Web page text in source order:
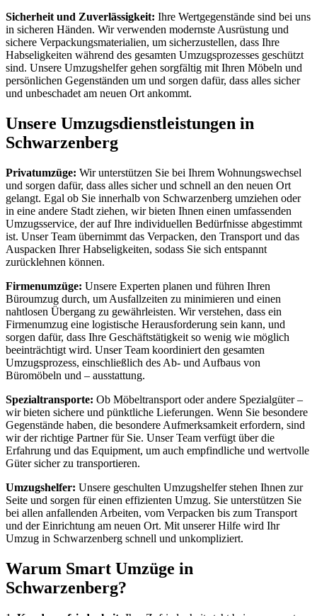
Sicherheit und Zuverlässigkeit: Ihre Wertgegenstände sind bei uns
in sicheren Händen. Wir verwenden modernste Ausrüstung und
sichere Verpackungsmaterialien, um sicherzustellen, dass Ihre
Habseligkeiten während des gesamten Umzugsprozesses geschützt
sind. Unsere Umzugshelfer gehen sorgfältig mit Ihren Möbeln und
persönlichen Gegenständen um und sorgen dafür, dass alles sicher
und unbeschadet am neuen Ort ankommt.
Unsere Umzugsdienstleistungen in
Schwarzenberg
Privatumzüge: Wir unterstützen Sie bei Ihrem Wohnungswechsel
und sorgen dafür, dass alles sicher und schnell an den neuen Ort
gelangt. Egal ob Sie innerhalb von Schwarzenberg umziehen oder
in eine andere Stadt ziehen, wir bieten Ihnen einen umfassenden
Umzugsservice, der auf Ihre individuellen Bedürfnisse abgestimmt
ist. Unser Team übernimmt das Verpacken, den Transport und das
Auspacken Ihrer Habseligkeiten, sodass Sie sich entspannt
zurücklehnen können.
Firmenumzüge: Unsere Experten planen und führen Ihren
Büroumzug durch, um Ausfallzeiten zu minimieren und einen
nahtlosen Übergang zu gewährleisten. Wir verstehen, dass ein
Firmenumzug eine logistische Herausforderung sein kann, und
sorgen dafür, dass Ihre Geschäftstätigkeit so wenig wie möglich
beeinträchtigt wird. Unser Team koordiniert den gesamten
Umzugsprozess, einschließlich des Ab- und Aufbaus von
Büromöbeln und – ausstattung.
Spezialtransporte: Ob Möbeltransport oder andere Spezialgüter –
wir bieten sichere und pünktliche Lieferungen. Wenn Sie besondere
Gegenstände haben, die besondere Aufmerksamkeit erfordern, sind
wir der richtige Partner für Sie. Unser Team verfügt über die
Erfahrung und das Equipment, um auch empfindliche und wertvolle
Güter sicher zu transportieren.
Umzugshelfer: Unsere geschulten Umzugshelfer stehen Ihnen zur
Seite und sorgen für einen effizienten Umzug. Sie unterstützen Sie
bei allen anfallenden Arbeiten, vom Verpacken bis zum Transport
und der Einrichtung am neuen Ort. Mit unserer Hilfe wird Ihr
Umzug in Schwarzenberg schnell und unkompliziert.
Warum Smart Umzüge in
Schwarzenberg?